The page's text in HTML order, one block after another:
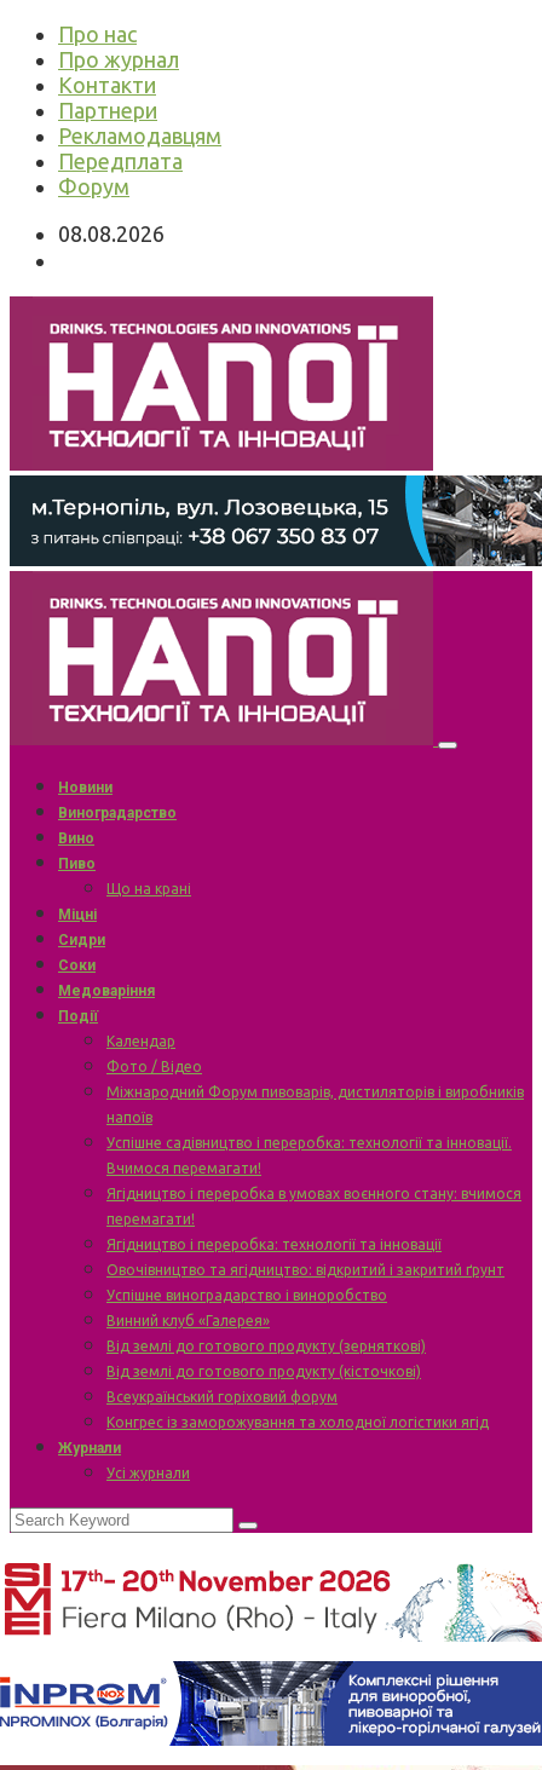
Про нас
Про журнал
Контакти
Партнери
Рекламодавцям
Передплата
Форум
08.08.2026
Новини
Виноградарство
Вино
Пиво
Що на крані
Міцні
Сидри
Соки
Медоваріння
Події
Календар
Фото / Відео
Міжнародний Форум пивоварів, дистиляторів і виробників
напоїв
Успішне садівництво і переробка: технології та інновації.
Вчимося перемагати!
Ягідництво і переробка в умовах воєнного стану: вчимося
перемагати!
Ягідництво і переробка: технології та інновації
Овочівництво та ягідництво: відкритий і закритий ґрунт
Успішне виноградарство і виноробство
Винний клуб «Галерея»
Від землі до готового продукту (зерняткові)
Від землі до готового продукту (кісточкові)
Всеукраїнський горіховий форум
Конгрес із заморожування та холодної логістики ягід
Журнали
Усі журнали